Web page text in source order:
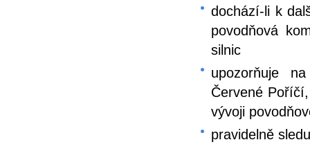
dochází-li k
povodňová
silnic
upozorňuje
Červené
vývoji
pravidelně